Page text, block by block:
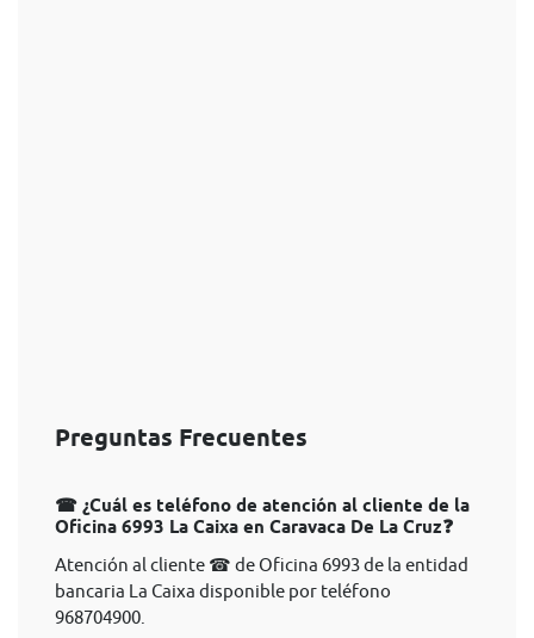
Preguntas Frecuentes
☎ ¿Cuál es teléfono de atención al cliente de la
Oficina 6993 La Caixa en Caravaca De La Cruz❓
Atención al cliente ☎ de Oficina 6993 de la entidad
bancaria La Caixa disponible por teléfono
968704900.